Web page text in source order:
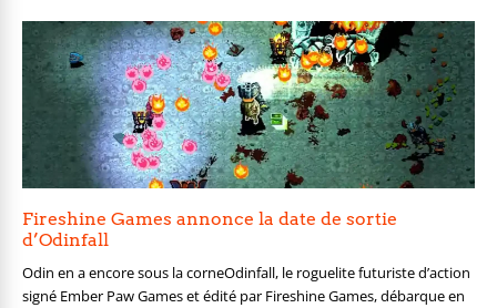
Fireshine Games annonce la date de sortie
d’Odinfall
Odin en a encore sous la corneOdinfall, le roguelite futuriste d’action
signé Ember Paw Games et édité par Fireshine Games, débarque en